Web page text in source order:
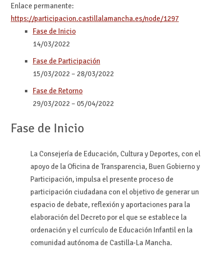
Enlace permanente:
https://participacion.castillalamancha.es/node/1297
Fase de Inicio
14/03/2022
Fase de Participación
15/03/2022 – 28/03/2022
Fase de Retorno
29/03/2022 – 05/04/2022
Fase de Inicio
La Consejería de Educación, Cultura y Deportes, con el
apoyo de la Oficina de Transparencia, Buen Gobierno y
Participación, impulsa el presente proceso de
participación ciudadana con el objetivo de generar un
espacio de debate, reflexión y aportaciones para la
elaboración del Decreto por el que se establece la
ordenación y el currículo de Educación Infantil en la
comunidad autónoma de Castilla-La Mancha.